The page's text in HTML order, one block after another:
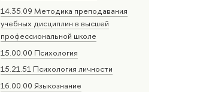
14.35.09 Методика преподавания
учебных дисциплин в высшей
профессиональной школе
15.00.00 Психология
15.21.51 Психология личности
16.00.00 Языкознание